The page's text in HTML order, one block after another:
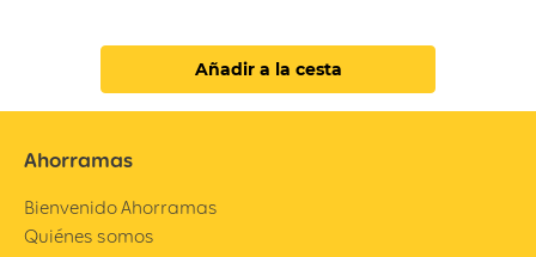
Añadir a la cesta
Ahorramas
Bienvenido Ahorramas
Quiénes somos